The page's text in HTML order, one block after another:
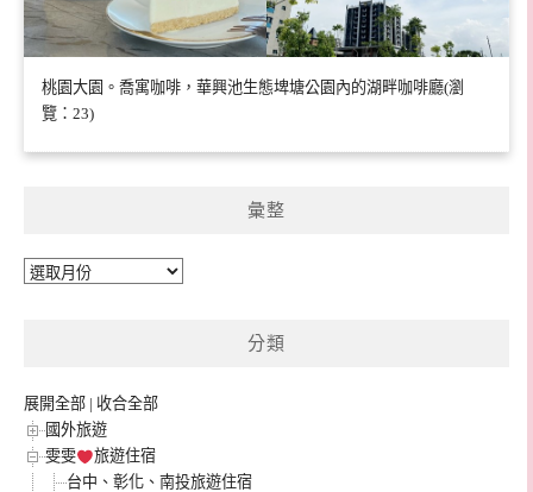
桃園大園。喬寓咖啡，華興池生態埤塘公園內的湖畔咖啡廳(瀏
覽：23)
彙整
彙
分類
展開全部 | 收合全部
國外旅遊
雯雯
旅遊住宿
台中、彰化、南投旅遊住宿